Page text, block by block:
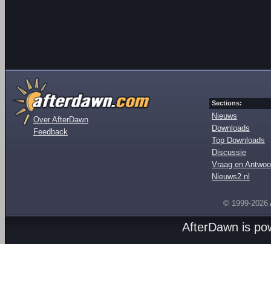
Over AfterDawn
Feedback
Sections:
Nieuws
Downloads
Top Downloads
Discussie
Vraag en
Nieuws2.nl
© 1999-2026
AfterDawn is